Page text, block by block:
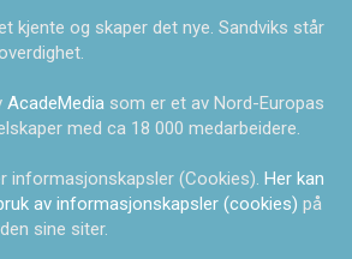
kjente og skaper det nye. Sandviks står
AcadeMedia som er et av Nord-Europas
med ca 18 000 medarbeidere.
informasjonskapsler (Cookies). Her kan
av informasjonskapsler (cookies) på
sine siter.